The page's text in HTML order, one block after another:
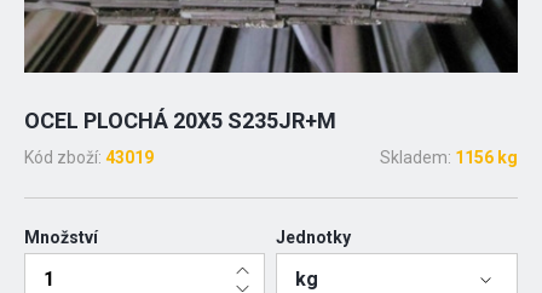
OCEL PLOCHÁ 20X5 S235JR+M
Kód zboží: 43019 Skladem: 1156 kg
Množství Jednotky
kg